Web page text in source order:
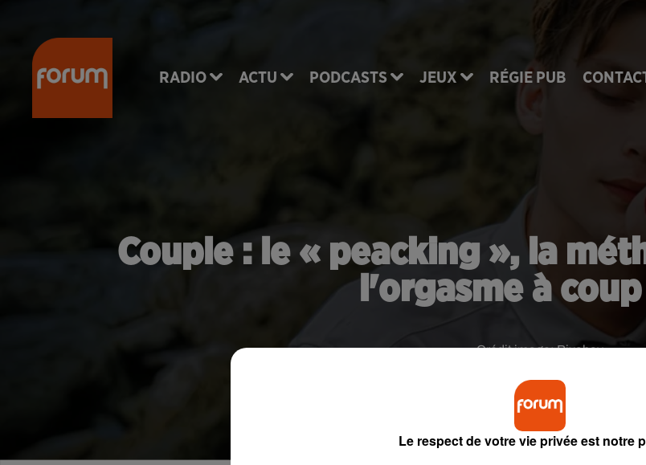
RADIO ACTU PODCASTS JEUX RÉGIE PUB
Couple : le « peacking », la
l'orgasme à
Crédit image:Pixabay
Le respect de votre vie privée est notre